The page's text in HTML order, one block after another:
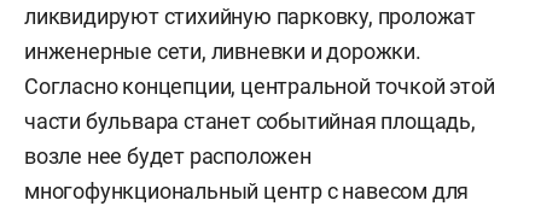
ликвидируют стихийную парковку, проложат
инженерные сети, ливневки и дорожки.
Согласно концепции, центральной точкой этой
части бульвара станет событийная площадь,
возле нее будет расположен
многофункциональный центр с навесом для